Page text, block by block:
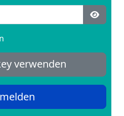
verwenden